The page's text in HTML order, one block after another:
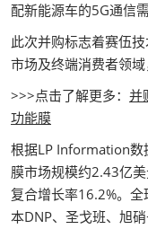
配新能源车的5G通信需
此次并购标志着赛伍
市场及终端消费者领域
>>>点击了解更多： 并
功能膜
根据LP Information数
膜市场规模约2.43亿
复合增长率16.2%。
本DNP、圣戈班、旭